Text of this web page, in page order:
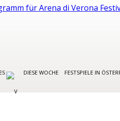
DIESE WOCHE FESTSPIELE IN